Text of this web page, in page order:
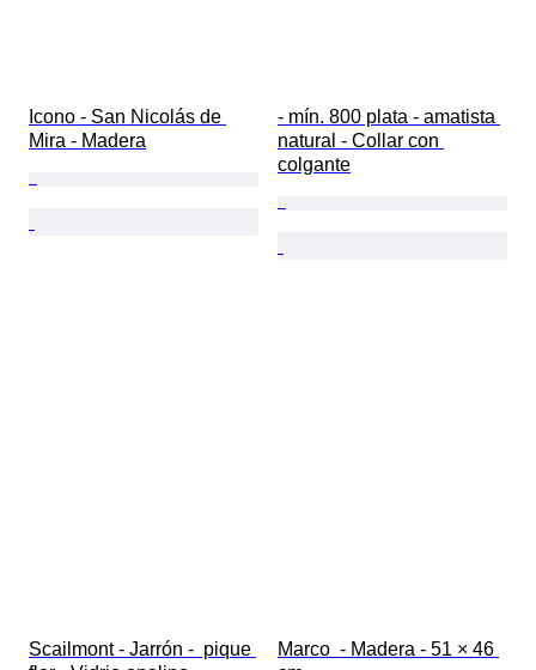
Icono - San Nicolás de
Mira - Madera
- mín. 800 plata - amatista
natural - Collar con
colgante
Scailmont - Jarrón -  pique
Marco  - Madera - 51 × 46